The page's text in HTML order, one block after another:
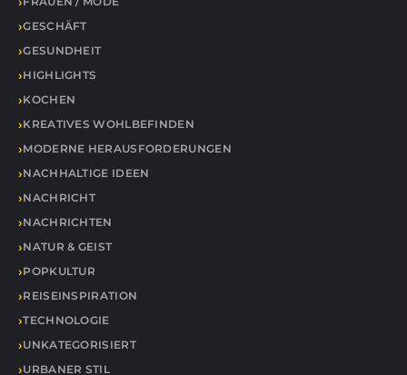
GESCHÄFT
GESUNDHEIT
HIGHLIGHTS
KOCHEN
KREATIVES WOHLBEFINDEN
MODERNE HERAUSFORDERUNGEN
NACHHALTIGE IDEEN
NACHRICHT
NACHRICHTEN
NATUR & GEIST
POPKULTUR
REISEINSPIRATION
TECHNOLOGIE
UNKATEGORISIERT
URBANER STIL